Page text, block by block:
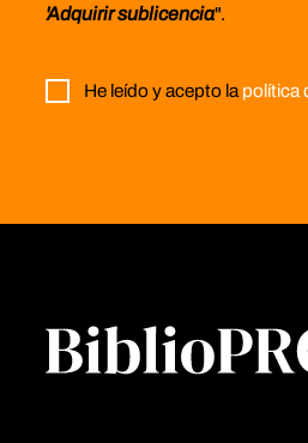
'Adquirir sublicencia".
He leído y acepto la política